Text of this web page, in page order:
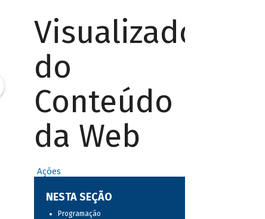
Visualizador
do
Conteúdo
da Web
Ações
NESTA SEÇÃO
Programação